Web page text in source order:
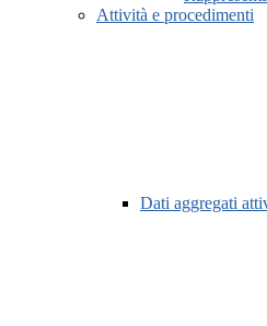
Attività e procedimenti
Dati aggregati